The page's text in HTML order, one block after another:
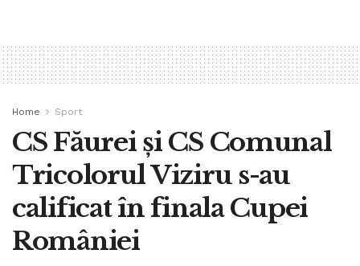
Home Sport
CS Făurei și CS Comunal
Tricolorul Viziru s-au
calificat în finala Cupei
României